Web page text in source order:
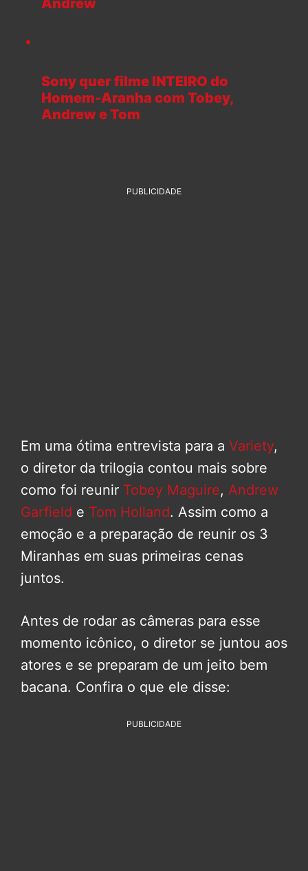
Andrew
Sony quer filme INTEIRO do
Homem-Aranha com Tobey,
Andrew e Tom
PUBLICIDADE
Em uma ótima entrevista para a Variety,
o diretor da trilogia contou mais sobre
como foi reunir Tobey Maguire, Andrew
Garfield e Tom Holland. Assim como a
emoção e a preparação de reunir os 3
Miranhas em suas primeiras cenas
juntos.
Antes de rodar as câmeras para esse
momento icônico, o diretor se juntou aos
atores e se preparam de um jeito bem
bacana. Confira o que ele disse:
PUBLICIDADE